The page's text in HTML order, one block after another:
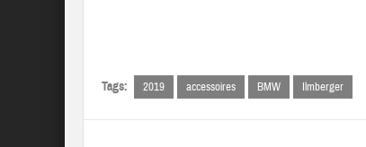
Tags: 2019 accessoires BMW Ilmberger